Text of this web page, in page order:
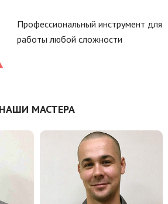
Профессиональный инструмент для
работы любой сложности
НАШИ МАСТЕРА